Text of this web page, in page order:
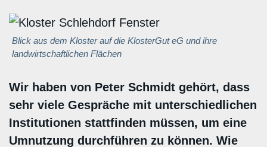
Blick aus dem Kloster auf die KlosterGut eG und ihre
landwirtschaftlichen Flächen
Wir haben von Peter Schmidt gehört, dass
sehr viele Gespräche mit unterschiedlichen
Institutionen stattfinden müssen, um eine
Umnutzung durchführen zu können. Wie